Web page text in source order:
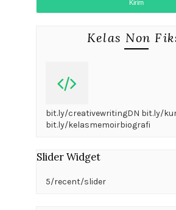
Kelas Non
bit.ly/creativewritingDN bit.ly/
bit.ly/kelasmemoirbiografi
Slider Widget
5/recent/slider